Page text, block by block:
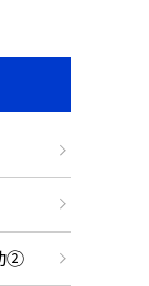
②